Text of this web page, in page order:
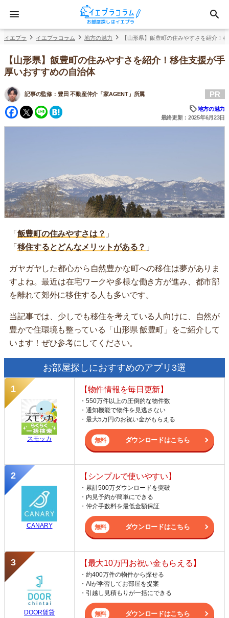
イエプラ イエプラコラム 地方の魅力 【山形県】飯豊町の住みやすさを紹介！
【山形県】飯豊町の住みやすさを紹介！移住支援が手
厚いおすすめの自治体
記事の監修： 豊田 不動産仲介「家AGENT」所属
Facebook
Twitter
Line
PR
地方の魅力
最終更新：2025年6月23日
「 飯豊町の住みやすさは？ 」
「 移住するとどんなメリットがある？ 」
ガヤガヤした都心から自然豊かな町への移住は夢がありま
すよね。最近は在宅ワークや多様な働き方が進み、都市部
を離れて郊外に移住する人も多いです。
当記事では、少しでも移住を考えている人向けに、自然が
豊かで住環境も整っている「山形県 飯豊町」をご紹介して
います！ぜひ参考にしてください。
お部屋探しにおすすめのアプリ3選
スモッカ
【物件情報を毎日更新】
・550万件以上の圧倒的な物件数
・通知機能で物件を見逃さない
・最大5万円のお祝い金がもらえる
ダウンロードはこちら
CANARY
【シンプルで使いやすい】
・累計500万ダウンロードを突破
・内見予約が簡単にできる
・仲介手数料を最低金額保証
ダウンロードはこちら
DOOR賃貸
【最大10万円お祝い金もらえる】
・約400万件の物件から探せる
・AIが学習してお部屋を提案
・引越し見積もりが一括にできる
ダウンロードはこちら